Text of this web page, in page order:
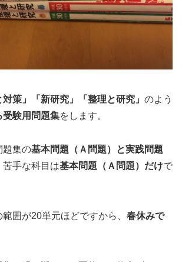
対策」「新研究」「整理と研究」 のよう
受験用問題集をします。
題集の基本問題（Ａ問題）と実践問題
苦手な科目は基本問題（Ａ問題）だけで
囲が20単元ほどですから、 春休みで